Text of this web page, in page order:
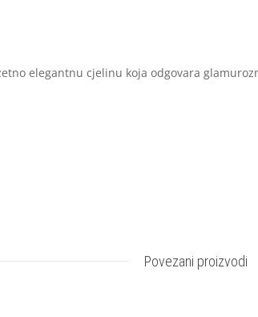
elegantnu cjelinu koja odgovara
Povezani proizvodi